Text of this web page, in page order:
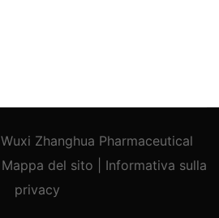
Wuxi Zhanghua Pharmaceutical
Mappa del sito Informativa sulla
privacy